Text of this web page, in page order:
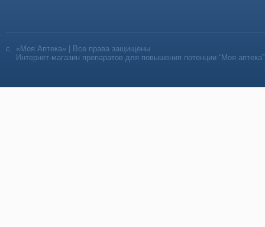
«Моя Аптека» | Все права защищены
Интернет-магазин препаратов для повышения потенции “Моя